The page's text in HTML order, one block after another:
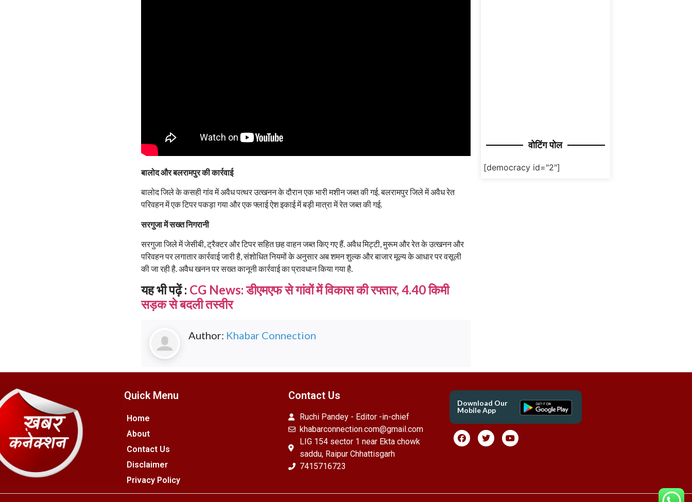
बालोद और बलरामपुर की कार्रवाई
बालोद जिले के कसही गांव में अवैध पत्थर उत्खनन के दौरान एक भारी मशीन जब्त की गई. बलरामपुर जिले में अवैध रेत
परिवहन में एक टिपर पकड़ा गया और एक फ्लाई ऐश इकाई में बड़ी मात्रा में रेत जब्त की गई.
सरगुजा में सख्त निगरानी
सरगुजा जिले में जेसीबी, ट्रैक्टर और टिपर सहित छह वाहन जब्त किए गए हैं. अवैध मिट्टी, मुरूम और रेत के उत्खनन और
परिवहन पर लगातार कार्रवाई जारी है, संशोधित नियमों के अनुसार अब शमन शुल्क और बाजार मूल्य के आधार पर वसूली
की जा रही है. अवैध खनन पर सख्त कानूनी कार्रवाई का प्रावधान किया गया है.
यह भी पढ़ें : CG News: डीएमएफ से गांवों में विकास की रफ्तार, 4.40 किमी
सड़क से बदली तस्वीर
Author: Khabar Connection
वोटिंग पोल
[democracy id="2"]
Quick Menu
Home
About
Contact Us
Disclaimer
Privacy Policy
Contact Us
Ruchi Pandey - Editor -in-chief
khabarconnection.com@gmail.com
LIG 154 sector 1 near Ekta chowk
saddu, Raipur Chhattisgarh
7415716723
Download Our
Mobile App